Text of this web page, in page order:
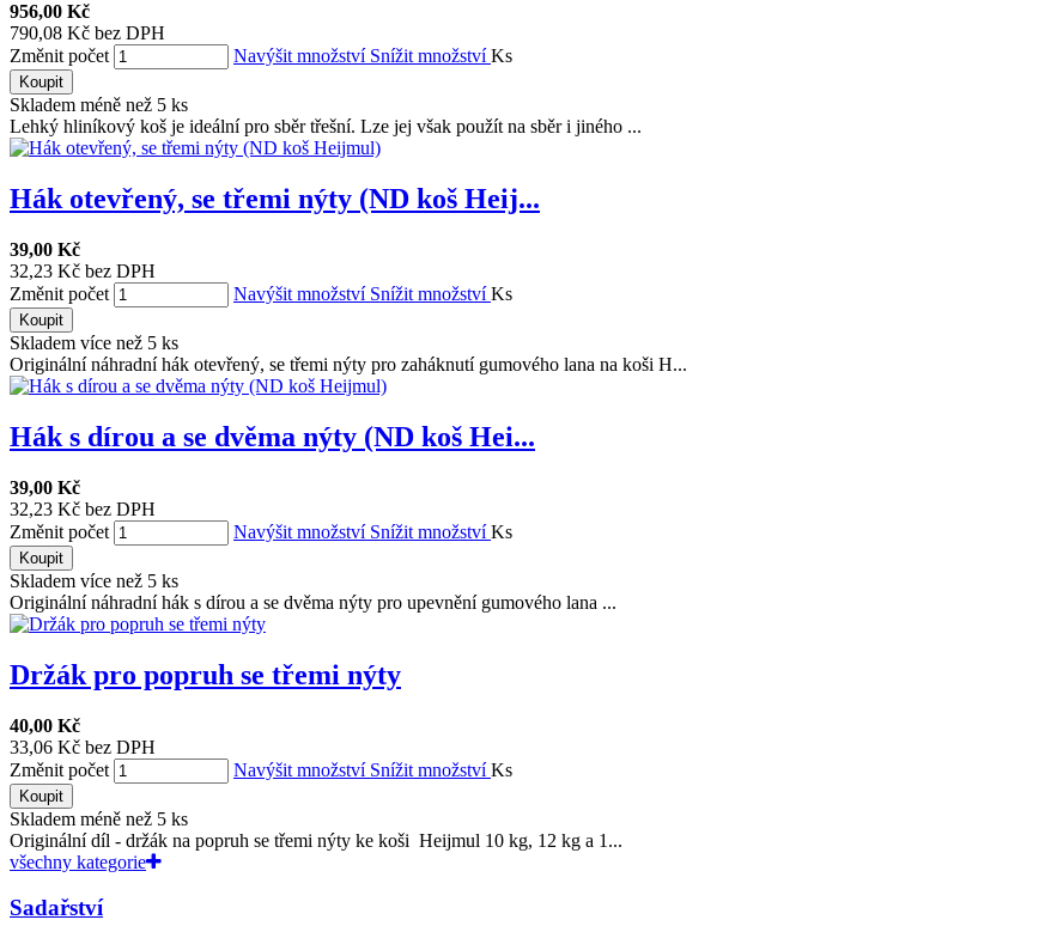
956,00 Kč
790,08 Kč bez DPH
Změnit počet
Navýšit množství Snížit množstvíKs
Koupit
Skladem méně než 5 ks
Lehký hliníkový koš je ideální pro sběr třešní. Lze jej však použít na sběr i jiného ...
Hák otevřený, se třemi nýty (ND koš Heij...
39,00 Kč
32,23 Kč bez DPH
Změnit počet
Navýšit množství Snížit množstvíKs
Koupit
Skladem více než 5 ks
Originální náhradní hák otevřený, se třemi nýty pro zaháknutí gumového lana na koši H...
Hák s dírou a se dvěma nýty (ND koš Hei...
39,00 Kč
32,23 Kč bez DPH
Změnit počet
Navýšit množství Snížit množstvíKs
Koupit
Skladem více než 5 ks
Originální náhradní hák s dírou a se dvěma nýty pro upevnění gumového lana ...
Držák pro popruh se třemi nýty
40,00 Kč
33,06 Kč bez DPH
Změnit počet
Navýšit množství Snížit množstvíKs
Koupit
Skladem méně než 5 ks
Originální díl - držák na popruh se třemi nýty ke koši Heijmul 10 kg, 12 kg a 1...
všechny kategorie
Sadařství